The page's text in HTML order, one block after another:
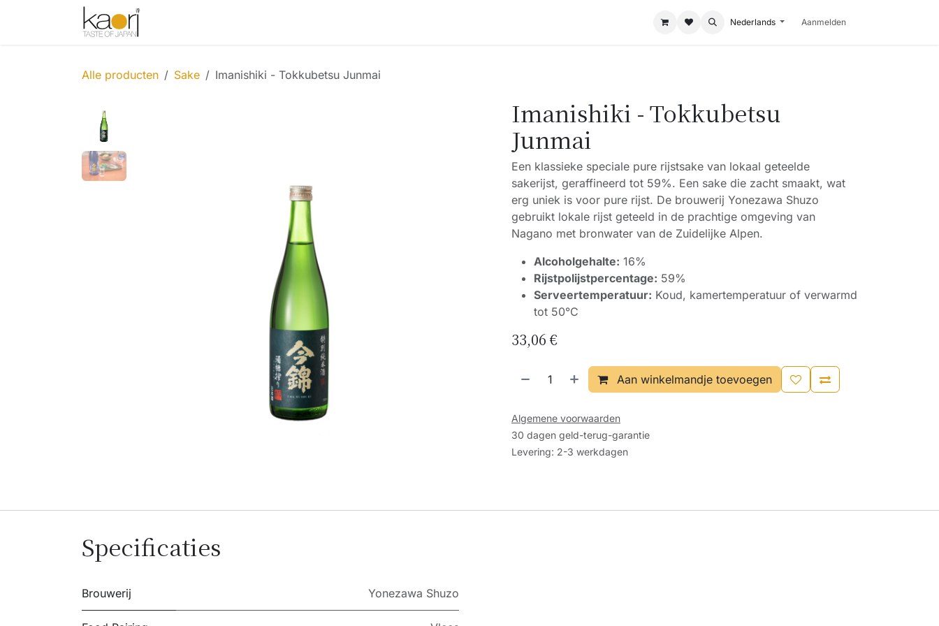
Overslaan naar inhoud
Nederlands Aanmelden
Alle producten Sake Imanishiki - Tokkubetsu Junmai
Imanishiki - Tokkubetsu
Junmai
Een klassieke speciale pure rijstsake van lokaal geteelde
sakerijst, geraffineerd tot 59%. Een sake die zacht smaakt, wat
erg uniek is voor pure rijst. De brouwerij Yonezawa Shuzo
gebruikt lokale rijst geteeld in de prachtige omgeving van
Nagano met bronwater van de Zuidelijke Alpen.
Alcoholgehalte: 16%
Rijstpolijstpercentage: 59%
Serveertemperatuur: Koud, kamertemperatuur of verwarmd
tot 50°C
33,06€
Aan winkelmandje toevoegen
Algemene voorwaarden
30 dagen geld-terug-garantie
Levering: 2-3 werkdagen
Specificaties
Brouwerij Yonezawa Shuzo